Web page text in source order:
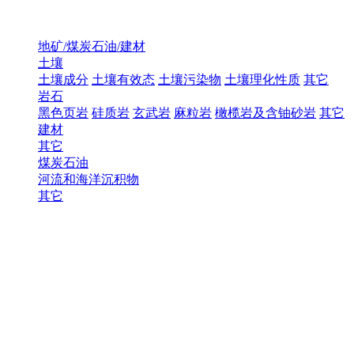
地矿/煤炭石油/建材
土壤
土壤成分 土壤有效态 土壤污染物 土壤理化性质 其它
岩石
黑色页岩 硅质岩 玄武岩 麻粒岩 橄榄岩及含铀砂岩 其它
建材
其它
煤炭石油
河流和海洋沉积物
其它